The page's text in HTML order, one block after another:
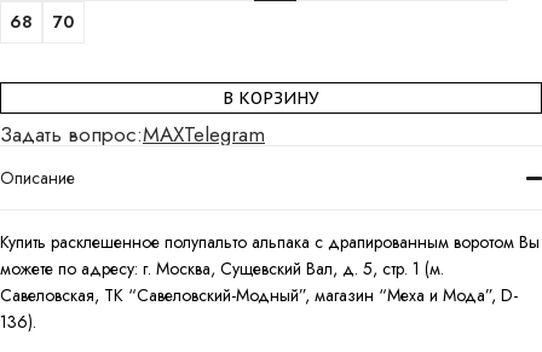
68
70
В КОРЗИНУ
Задать вопрос:MAXTelegram
Описание
Купить расклешенное полупальто альпака с драпированным воротом Вы
можете по адресу: г. Москва, Сущевский Вал, д. 5, стр. 1 (м.
Савеловская, ТК “Савеловский-Модный”, магазин “Меха и Мода”, D-
136).